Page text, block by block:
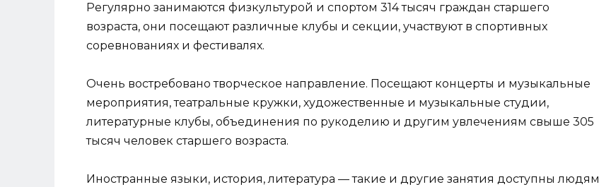
Регулярно занимаются физкультурой и спортом 314 тысяч граждан старшего
возраста, они посещают различные клубы и секции, участвуют в спортивных
соревнованиях и фестивалях.
Очень востребовано творческое направление. Посещают концерты и музыкальные
мероприятия, театральные кружки, художественные и музыкальные студии,
литературные клубы, объединения по рукоделию и другим увлечениям свыше 305
тысяч человек старшего возраста.
Иностранные языки, история, литература — такие и другие занятия доступны людям